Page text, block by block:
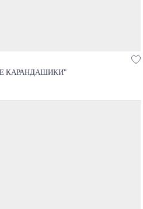
КАРАНДАШИКИ"